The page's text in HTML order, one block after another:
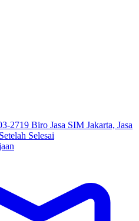
2719 Biro Jasa SIM Jakarta, Jasa
Selesai